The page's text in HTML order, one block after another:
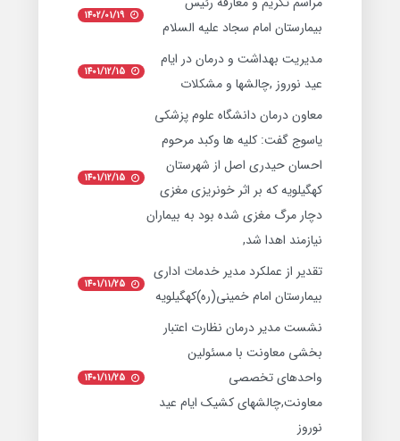
بیمارستان امام سجاد علیه السلام
1402/01/19
مدیریت بهداشت و درمان در ایام
عید نوروز ,چالشها و مشکلات
1401/12/15
معاون درمان دانشگاه علوم پزشکی
یاسوج گفت: کلیه ها وکبد مرحوم
احسان حیدری اصل از شهرستان
کهگیلویه که بر اثر خونریزی مغزی
دچار مرگ مغزی شده بود به بیماران
نیازمند اهدا شد,
1401/12/15
تقدیر از عملکرد مدیر خدمات اداری
بیمارستان امام خمینی(ره)کهگیلویه
1401/11/25
نشست مدیر درمان نظارت اعتبار
بخشی معاونت با مسئولین
واحدهای تخصصی
معاونت,چالشهای کشیک ایام عید
نوروز
1401/11/25